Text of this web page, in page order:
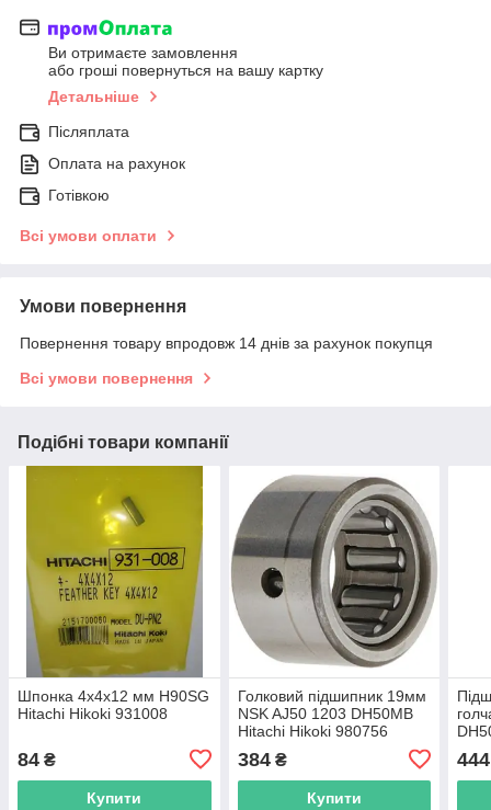
Ви отримаєте замовлення
або гроші повернуться на вашу картку
Детальніше
Післяплата
Оплата на рахунок
Готівкою
Всі умови оплати
Умови повернення
Повернення товару впродовж 14 днів за рахунок покупця
Всі умови повернення
Подібні товари компанії
Шпонка 4х4х12 мм H90SG
Hitachi Hikoki 931008
84 ₴
Купити
Голковий підшипник 19мм
NSK AJ50 1203 DH50MB
Hitachi Hikoki 980756
384₴
Купити
444